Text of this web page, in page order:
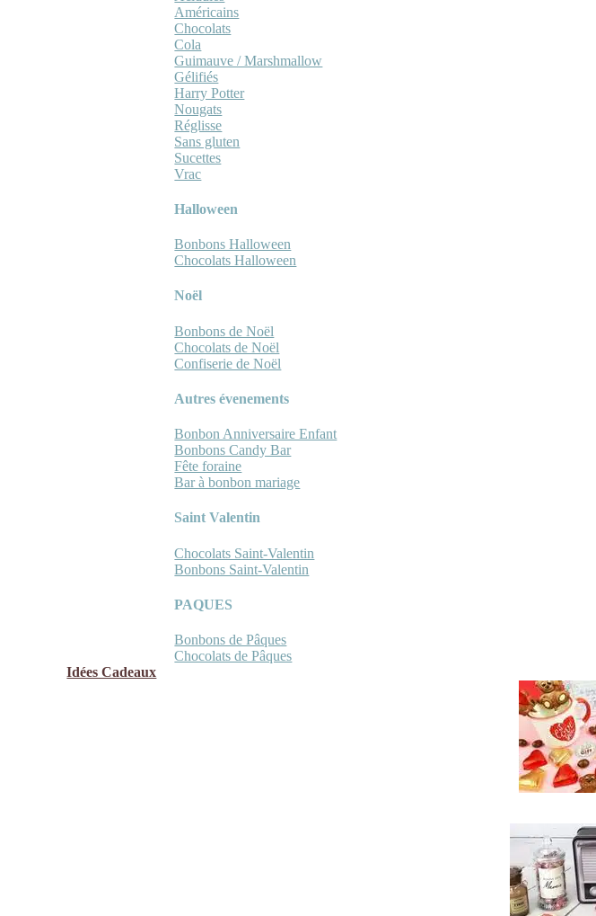
Américains
Chocolats
Cola
Guimauve / Marshmallow
Gélifiés
Harry Potter
Nougats
Réglisse
Sans gluten
Sucettes
Vrac
Halloween
Bonbons Halloween
Chocolats Halloween
Noël
Bonbons de Noël
Chocolats de Noël
Confiserie de Noël
Autres évenements
Bonbon Anniversaire Enfant
Bonbons Candy Bar
Fête foraine
Bar à bonbon mariage
Saint Valentin
Chocolats Saint-Valentin
Bonbons Saint-Valentin
PAQUES
Bonbons de Pâques
Chocolats de Pâques
Idées Cadeaux